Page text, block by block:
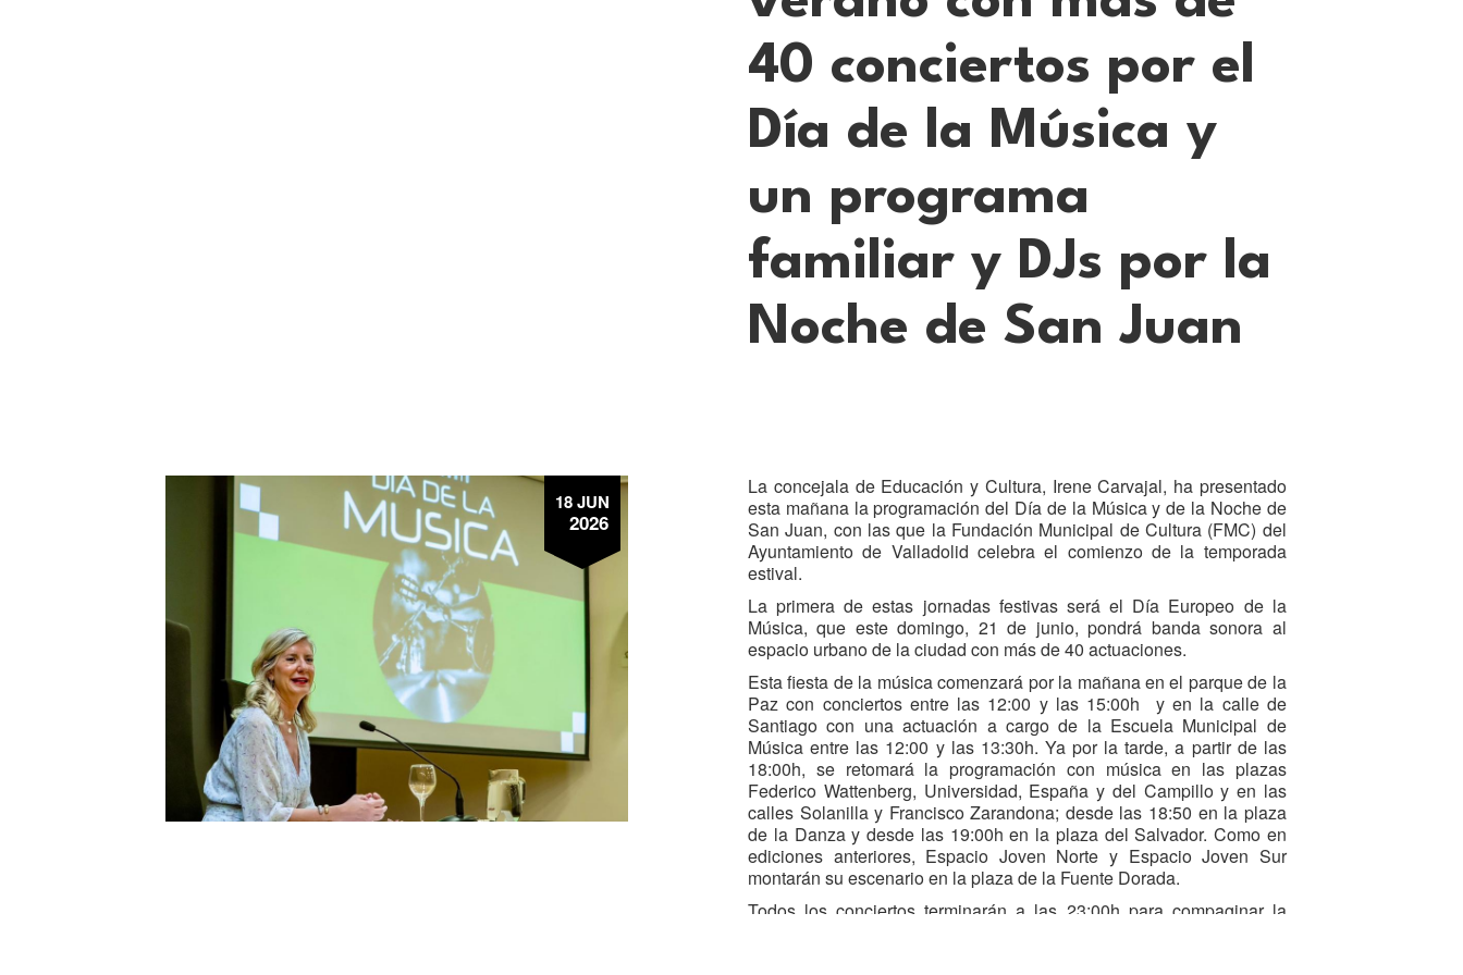
40 conciertos por el
Día de la Música y
un programa
familiar y DJs por la
Noche de San Juan
18 JUN
2026
La concejala de Educación y Cultura, Irene Carvajal, ha presentado
esta mañana la programación del Día de la Música y de la Noche de
San Juan, con las que la Fundación Municipal de Cultura (FMC) del
Ayuntamiento de Valladolid celebra el comienzo de la temporada
estival.
La primera de estas jornadas festivas será el Día Europeo de la
Música, que este domingo, 21 de junio, pondrá banda sonora al
espacio urbano de la ciudad con más de 40 actuaciones.
Esta fiesta de la música comenzará por la mañana en el parque de la
Paz con conciertos entre las 12:00 y las 15:00h y en la calle de
Santiago con una actuación a cargo de la Escuela Municipal de
Música entre las 12:00 y las 13:30h. Ya por la tarde, a partir de las
18:00h, se retomará la programación con música en las plazas
Federico Wattenberg, Universidad, España y del Campillo y en las
calles Solanilla y Francisco Zarandona; desde las 18:50 en la plaza
de la Danza y desde las 19:00h en la plaza del Salvador. Como en
ediciones anteriores, Espacio Joven Norte y Espacio Joven Sur
montarán su escenario en la plaza de la Fuente Dorada.
Todos los conciertos terminarán a las 23:00h para compaginar la